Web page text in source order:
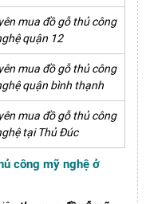
mua đồ gỗ thủ công
quận 12
mua đồ gỗ thủ công
quận bình thạnh
mua đồ gỗ thủ công
tại Thủ Đúc
công mỹ nghệ ở